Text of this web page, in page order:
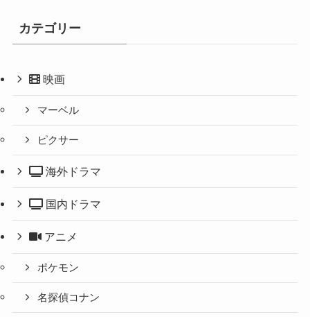
カテゴリー
映画
マーベル
ピクサー
海外ドラマ
国内ドラマ
アニメ
ポケモン
名探偵コナン